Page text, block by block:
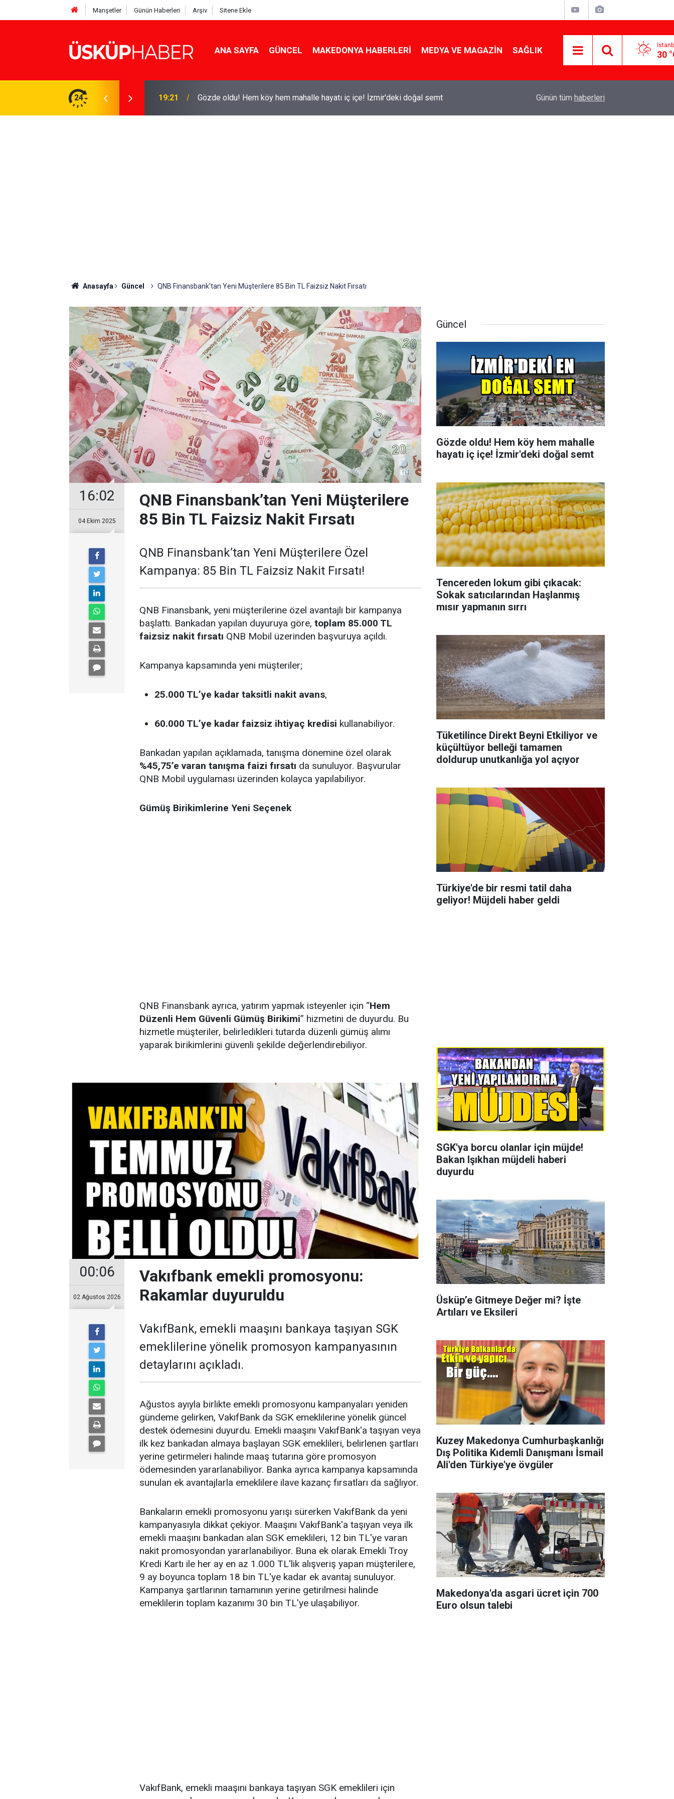
Manşetler Günün Haberleri Arşiv Sitene Ekle
ANA SAYFA GÜNCEL MAKEDONYA HABERLERI MEDYA VE MAGAZIN SAĞLIK 30
24 19:21 Gözde oldu! Hem köy hem mahalle hayatı iç içe! İzmir'deki doğal semt
yapmanın sırrı
Günün tüm haberleri
Anasayfa Güncel QNB Finansbank’tan Yeni Müşterilere 85 Bin TL Faizsiz Nakit Fırsatı
16:02
04 Ekim 2025
QNB Finansbank’tan Yeni Müşterilere
85 Bin TL Faizsiz Nakit Fırsatı
QNB Finansbank’tan Yeni Müşterilere Özel
Kampanya: 85 Bin TL Faizsiz Nakit Fırsatı!
QNB Finansbank, yeni müşterilerine özel avantajlı bir kampanya
başlattı. Bankadan yapılan duyuruya göre, toplam 85.000 TL
faizsiz nakit fırsatı QNB Mobil üzerinden başvuruya açıldı.
Kampanya kapsamında yeni müşteriler;
25.000 TL’ye kadar taksitli nakit avans,
60.000 TL’ye kadar faizsiz ihtiyaç kredisi kullanabiliyor.
Bankadan yapılan açıklamada, tanışma dönemine özel olarak
%45,75’e varan tanışma faizi fırsatı da sunuluyor. Başvurular
QNB Mobil uygulaması üzerinden kolayca yapılabiliyor.
Gümüş Birikimlerine Yeni Seçenek
QNB Finansbank ayrıca, yatırım yapmak isteyenler için “Hem
Düzenli Hem Güvenli Gümüş Birikimi” hizmetini de duyurdu. Bu
hizmetle müşteriler, belirledikleri tutarda düzenli gümüş alımı
yaparak birikimlerini güvenli şekilde değerlendirebiliyor.
00:06
02 Ağustos 2026
Vakıfbank emekli promosyonu:
Rakamlar duyuruldu
VakıfBank, emekli maaşını bankaya taşıyan SGK
emeklilerine yönelik promosyon kampanyasının
detaylarını açıkladı.
Ağustos ayıyla birlikte emekli promosyonu kampanyaları yeniden
gündeme gelirken, VakıfBank da SGK emeklilerine yönelik güncel
destek ödemesini duyurdu. Emekli maaşını VakıfBank'a taşıyan veya
ilk kez bankadan almaya başlayan SGK emeklileri, belirlenen şartları
yerine getirmeleri halinde maaş tutarına göre promosyon
ödemesinden yararlanabiliyor. Banka ayrıca kampanya kapsamında
sunulan ek avantajlarla emeklilere ilave kazanç fırsatları da sağlıyor.
Bankaların emekli promosyonu yarışı sürerken VakıfBank da yeni
kampanyasıyla dikkat çekiyor. Maaşını VakıfBank'a taşıyan veya ilk
emekli maaşını bankadan alan SGK emeklileri, 12 bin TL'ye varan
nakit promosyondan yararlanabiliyor. Buna ek olarak Emekli Troy
Kredi Kartı ile her ay en az 1.000 TL'lik alışveriş yapan müşterilere,
9 ay boyunca toplam 18 bin TL'ye kadar ek avantaj sunuluyor.
Kampanya şartlarının tamamının yerine getirilmesi halinde
emeklilerin toplam kazanımı 30 bin TL'ye ulaşabiliyor.
VakıfBank, emekli maaşını bankaya taşıyan SGK emeklileri için
Güncel
Gözde oldu! Hem köy hem mahalle
hayatı iç içe! İzmir'deki doğal semt
Tencereden lokum gibi çıkacak:
Sokak satıcılarından Haşlanmış
mısır yapmanın sırrı
Tüketilince Direkt Beyni Etkiliyor ve
küçültüyor belleği tamamen
doldurup unutkanlığa yol açıyor
Türkiye'de bir resmi tatil daha
geliyor! Müjdeli haber geldi
SGK'ya borcu olanlar için müjde!
Bakan Işıkhan müjdeli haberi
duyurdu
Üsküp’e Gitmeye Değer mi? İşte
Artıları ve Eksileri
Kuzey Makedonya Cumhurbaşkanlığı
Dış Politika Kıdemli Danışmanı İsmail
Ali'den Türkiye'ye övgüler
Makedonya'da asgari ücret için 700
Euro olsun talebi